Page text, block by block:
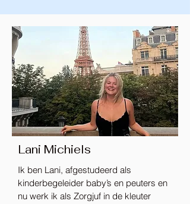
Lani Michiels
Ik ben Lani, afgestudeerd als
kinderbegeleider baby’s en peuters en
nu werk ik als Zorgjuf in de kleuter